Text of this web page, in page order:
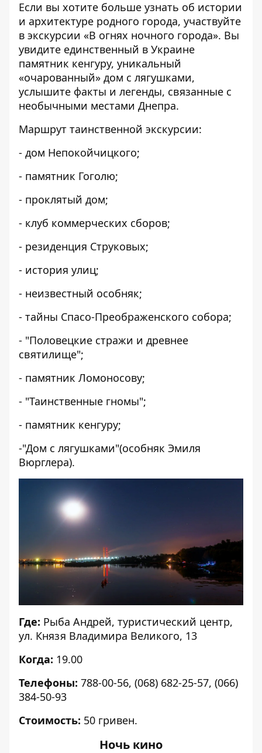
Если вы хотите больше узнать об истории
и архитектуре родного города, участвуйте
в экскурсии «В огнях ночного города». Вы
увидите единственный в Украине
памятник кенгуру, уникальный
«очарованный» дом с лягушками,
услышите факты и легенды, связанные с
необычными местами Днепра.
Маршрут таинственной экскурсии:
- дом Непокойчицкого;
- памятник Гоголю;
- проклятый дом;
- клуб коммерческих сборов;
- резиденция Струковых;
- история улиц;
- неизвестный особняк;
- тайны Спасо-Преображенского собора;
- "Половецкие стражи и древнее
святилище";
- памятник Ломоносову;
- "Таинственные гномы";
- памятник кенгуру;
-"Дом с лягушками"(особняк Эмиля
Вюрглера).
Где: Рыба Андрей, туристический центр,
ул. Князя Владимира Великого, 13
Когда: 19.00
Телефоны: 788-00-56, (068) 682-25-57, (066)
384-50-93
Стоимость: 50 гривен.
Ночь кино